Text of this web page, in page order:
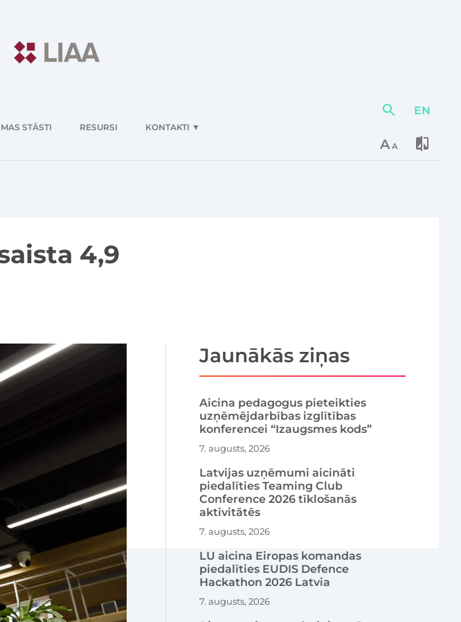
STĀSTI RESURSI KONTAKTI ▼
DarbībasEN
AA
4,9
Jaunākās ziņas
Aicina pedagogus pieteikties
uzņēmējdarbības izglītības
konferencei “Izaugsmes kods”
7. augusts, 2026
Latvijas uzņēmumi aicināti
piedalīties Teaming Club
Conference 2026 tīklošanās
aktivitātēs
7. augusts, 2026
LU aicina Eiropas komandas
piedalīties EUDIS Defence
Hackathon 2026 Latvia
7. augusts, 2026